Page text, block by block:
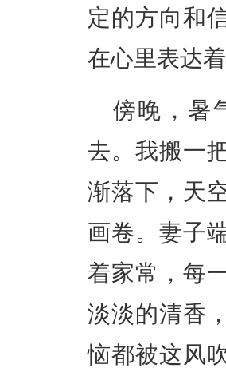
定的方向和
在心里表达
傍晚，暑
去。我搬一
渐落下，天
画卷。妻子
着家常，每
淡淡的清香
恼都被这风